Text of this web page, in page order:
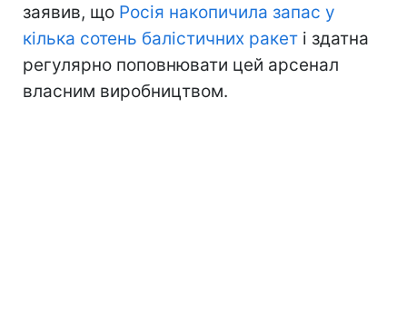
заявив, що Росія накопичила запас у
кілька сотень балістичних ракет і здатна
регулярно поповнювати цей арсенал
власним виробництвом.